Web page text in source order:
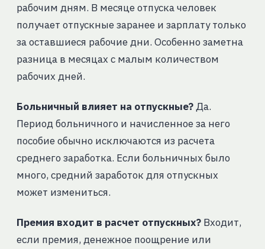
рабочим дням. В месяце отпуска человек
получает отпускные заранее и зарплату только
за оставшиеся рабочие дни. Особенно заметна
разница в месяцах с малым количеством
рабочих дней.
Больничный влияет на отпускные?Да.
Период больничного и начисленное за него
пособие обычно исключаются из расчета
среднего заработка. Если больничных было
много, средний заработок для отпускных
может измениться.
Премия входит в расчет отпускных?Входит,
если премия, денежное поощрение или